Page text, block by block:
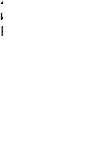
и
Рождеством!